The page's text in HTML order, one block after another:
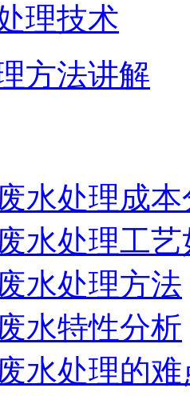
理技术
方法讲解
水处理成
水处理工
水处理方法
水特性分析
水处理的